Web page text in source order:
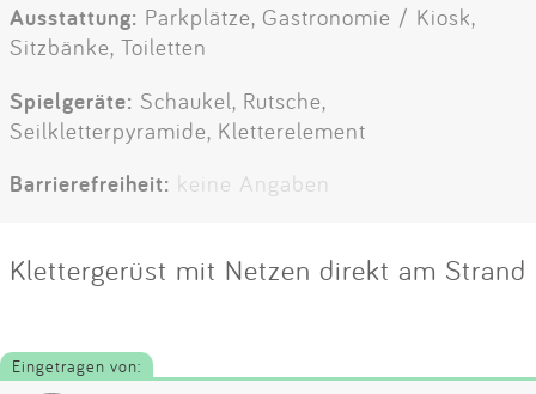
Ausstattung: Parkplätze, Gastronomie / Kiosk,
Sitzbänke, Toiletten
Spielgeräte: Schaukel, Rutsche,
Seilkletterpyramide, Kletterelement
Barrierefreiheit: keine Angaben
Klettergerüst mit Netzen direkt am Strand
Eingetragen von: